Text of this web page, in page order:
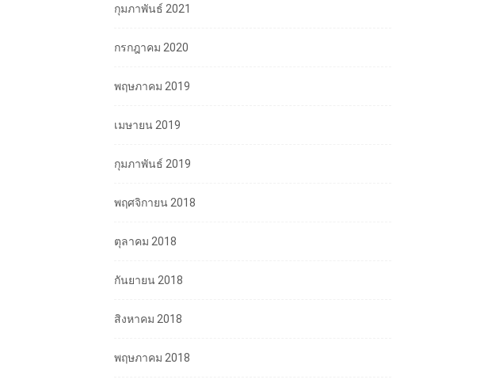
กุมภาพันธ์ 2021
กรกฎาคม 2020
พฤษภาคม 2019
เมษายน 2019
กุมภาพันธ์ 2019
พฤศจิกายน 2018
ตุลาคม 2018
กันยายน 2018
สิงหาคม 2018
พฤษภาคม 2018